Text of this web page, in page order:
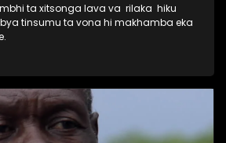
ta xitsonga lava va rilaka hiku
tinsumu ta vona hi makhamba eka